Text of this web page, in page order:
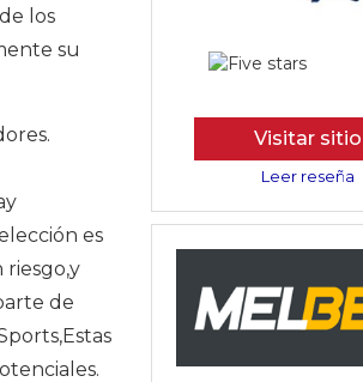
los
su
es
de
Visitar sitio
Leer reseña